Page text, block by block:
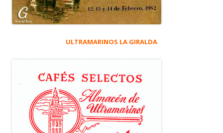
ULTRAMARINOS LA GIRALDA